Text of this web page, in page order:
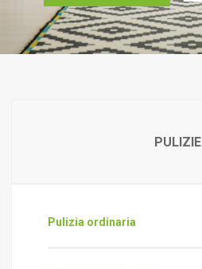
SCOPRI I SERVIZI DI
PULIZIE
PULIZIE
Pulizia ordinaria